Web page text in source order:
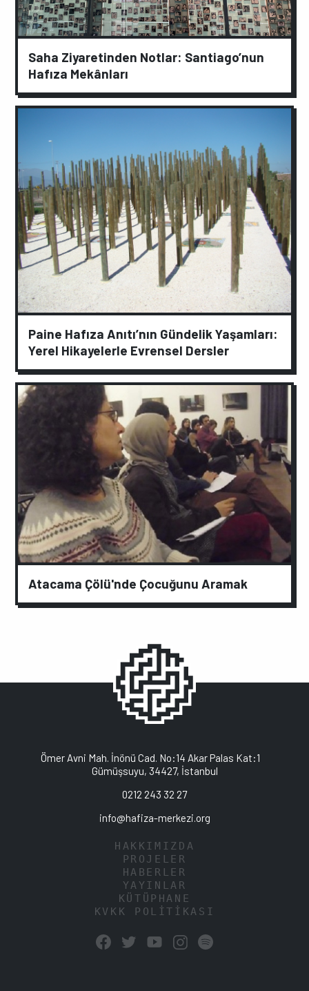
Saha Ziyaretinden Notlar: Santiago’nun
Hafıza Mekânları
Paine Hafıza Anıtı’nın Gündelik Yaşamları:
Yerel Hikayelerle Evrensel Dersler
Atacama Çölü'nde Çocuğunu Aramak
Ömer Avni Mah. İnönü Cad. No:14 Akar Palas Kat:1
Gümüşsuyu, 34427, İstanbul
0212 243 32 27
info@hafiza-merkezi.org
HAKKIMIZDA
PROJELER
HABERLER
YAYINLAR
KÜTÜPHANE
KVKK POLİTİKASI